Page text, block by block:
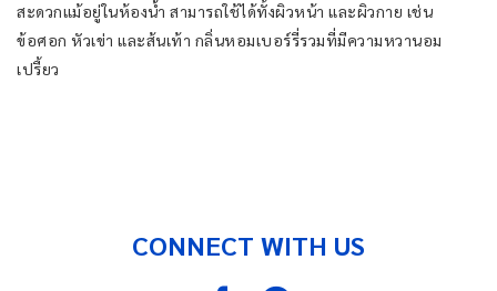
สะดวกแม้อยู่ในห้องน้ำ สามารถใช้ได้ทั้งผิวหน้า และผิวกาย เช่น
ข้อศอก หัวเข่า และส้นเท้า กลิ่นหอมเบอร์รี่รวมที่มีความหวานอม
เปรี้ยว
CONNECT WITH US